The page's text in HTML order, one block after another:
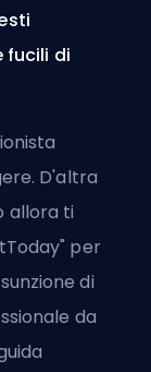
fucili di
D'altra
allora ti
per
di
da